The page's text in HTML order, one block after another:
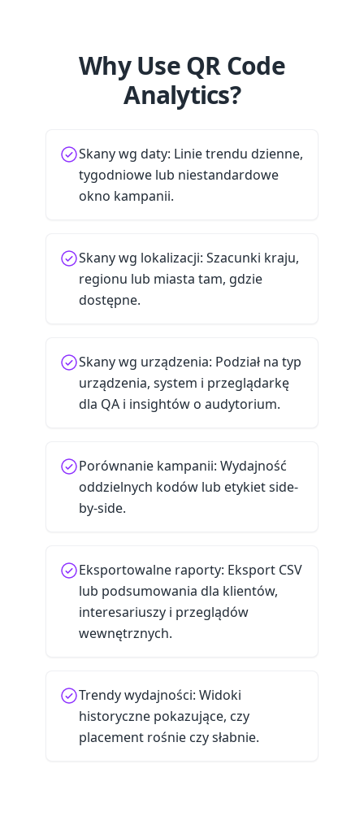
Why Use QR Code
Analytics?
Skany wg daty: Linie trendu dzienne,
tygodniowe lub niestandardowe
okno kampanii.
Skany wg lokalizacji: Szacunki kraju,
regionu lub miasta tam, gdzie
dostępne.
Skany wg urządzenia: Podział na typ
urządzenia, system i przeglądarkę
dla QA i insightów o audytorium.
Porównanie kampanii: Wydajność
oddzielnych kodów lub etykiet side-
by-side.
Eksportowalne raporty: Eksport CSV
lub podsumowania dla klientów,
interesariuszy i przeglądów
wewnętrznych.
Trendy wydajności: Widoki
historyczne pokazujące, czy
placement rośnie czy słabnie.